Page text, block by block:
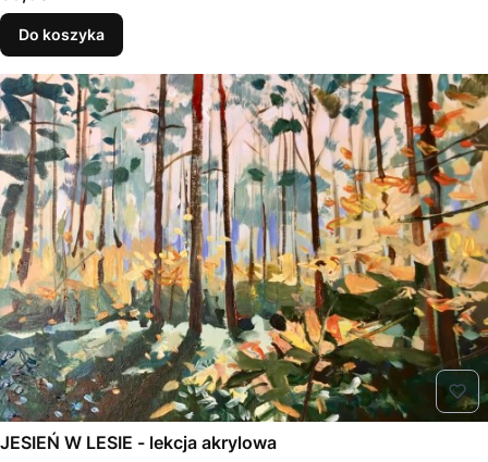
Do koszyka
JESIEŃ W LESIE - lekcja akrylowa